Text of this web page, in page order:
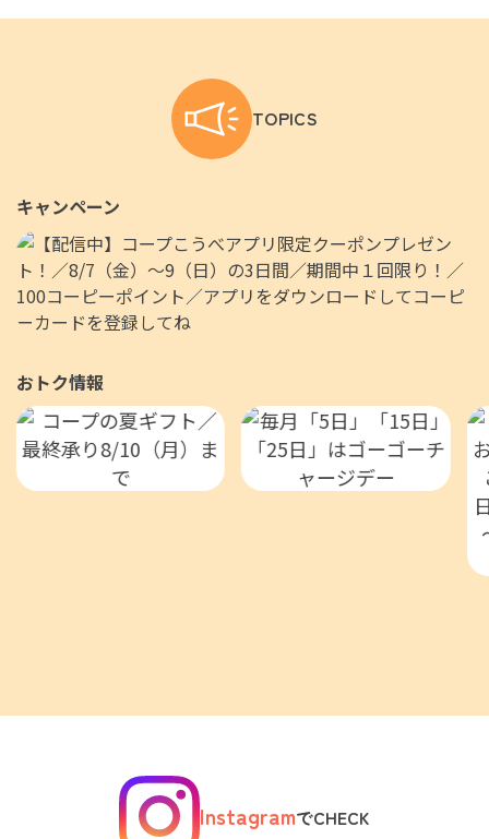
ター
セリア（100円ショップ）
1F：愛菜・シェフクック（寿司・惣菜）／レ
ック（クリーニング）／手芸の丸十（手芸）
／エディオン（電気店）
コープミニ猪名川南
TOPICS
キャンペーン
おトク情報
InstagramでCHECK